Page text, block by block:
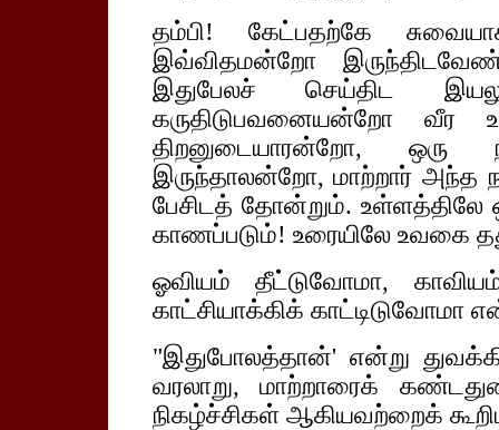
தம்பி! கேட்பதற்கே
இவ்விதமன்றோ
இதுபேலச் செய்திட
கருதிடுபவனையன்றோ வீர
திறனுடையாரன்றோ,
இருந்தாலன்றோ, மாற்றார் அந்த
பேசிடத் தோன்றும். உள்ளத்திலே
காணப்படும்! உரையிலே உவகை
ஓவியம் தீட்டுவோமா,
காட்சியாக்கிக் காட்டிடுவோமா
"இதுபோலத்தான்' என்று
வரலாறு, மாற்றாரைக்
நிகழ்ச்சிகள் ஆகியவற்றைக்